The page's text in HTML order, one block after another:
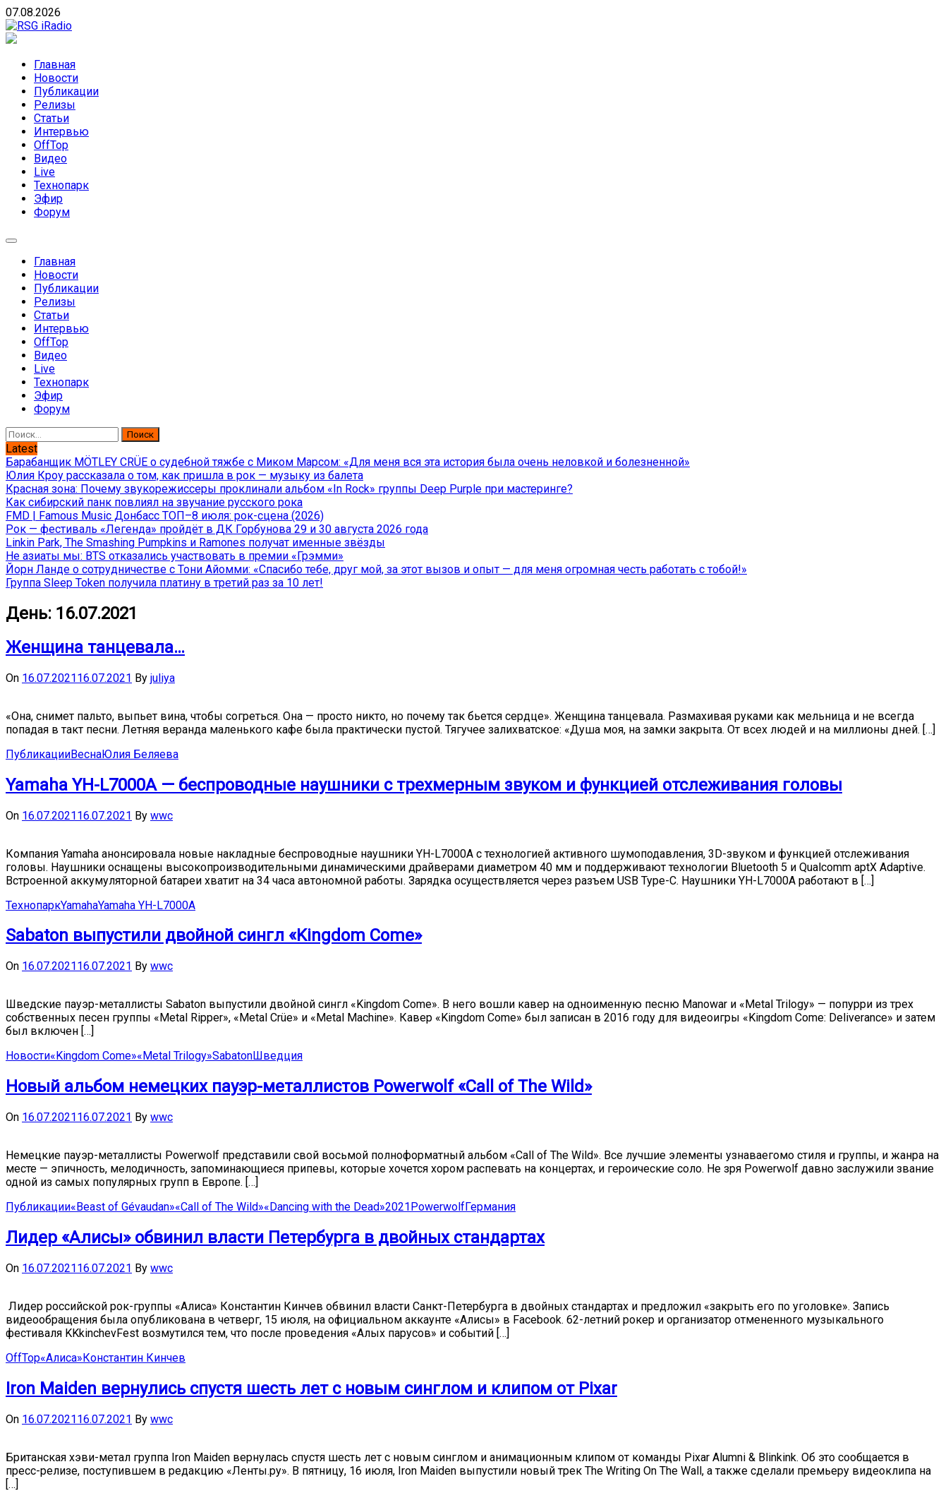
Skip
to
content
07.08.2026
Главная
Новости
Публикации
Релизы
Статьи
Интервью
OffTop
Видео
Live
Технопарк
Эфир
Форум
Главная
Новости
Публикации
Релизы
Статьи
Интервью
OffTop
Видео
Live
Технопарк
Эфир
Форум
Найти:
Latest
Барабанщик MÖTLEY CRÜE о судебной тяжбе с Миком Марсом: «Для меня вся эта история была очень неловкой и болезненной»
Юлия Кроу рассказала о том, как пришла в рок — музыку из балета
Красная зона: Почему звукорежиссеры проклинали альбом «In Rock» группы Deep Purple при мастеринге?
Как сибирский панк повлиял на звучание русского рока
FMD | Famous Music Донбасс ТОП–8 июля: рок-сцена (2026)
Рок — фестиваль «Легенда» пройдёт в ДК Горбунова 29 и 30 августа 2026 года
Linkin Park, The Smashing Pumpkins и Ramones получат именные звёзды
Не азиаты мы: BTS отказались участвовать в премии «Грэмми»
Йорн Ланде о сотрудничестве с Тони Айомми: «Спасибо тебе, друг мой, за этот вызов и опыт — для меня огромная честь работать с тобой!»
Группа Sleep Token получила платину в третий раз за 10 лет!
День: 16.07.2021
Женщина танцевала…
On 16.07.202116.07.2021 By juliya
«Она, снимет пальто, выпьет вина, чтобы согреться. Она — просто никто, но почему так бьется сердце». Женщина танцевала. Размахивая руками как мельница и не всегда
попадая в такт песни. Летняя веранда маленького кафе была практически пустой. Тягучее залихватское: «Душа моя, на замки закрыта. От всех людей и на миллионы дней. […]
ПубликацииВеснаЮлия Беляева
Yamaha YH-L7000A — беспроводные наушники с трехмерным звуком и функцией отслеживания головы
On 16.07.202116.07.2021 By wwc
Компания Yamaha анонсировала новые накладные беспроводные наушники YH-L7000A с технологией активного шумоподавления, 3D-звуком и функцией отслеживания
головы. Наушники оснащены высокопроизводительными динамическими драйверами диаметром 40 мм и поддерживают технологии Bluetooth 5 и Qualcomm aptX Adaptive.
Встроенной аккумуляторной батареи хватит на 34 часа автономной работы. Зарядка осуществляется через разъем USB Type-C. Наушники YH-L7000A работают в […]
ТехнопаркYamahaYamaha YH-L7000A
Sabaton выпустили двойной сингл «Kingdom Come»
On 16.07.2021 16.07.2021 By wwc
Шведские пауэр-металлисты Sabaton выпустили двойной сингл «Kingdom Come». В него вошли кавер на одноименную песню Manowar и «Metal Trilogy» — попурри из трех
собственных песен группы «Metal Ripper», «Metal Crüe» и «Metal Machine». Кавер «Kingdom Come» был записан в 2016 году для видеоигры «Kingdom Come: Deliverance» и затем
был включен […]
Новости«Kingdom Come»«Metal Trilogy»SabatonШведция
Новый альбом немецких пауэр-металлистов Powerwolf «Call of The Wild»
On 16.07.2021 16.07.2021 By wwc
Немецкие пауэр-металлисты Powerwolf представили свой восьмой полноформатный альбом «Call of The Wild». Все лучшие элементы узнаваегомо стиля и группы, и жанра на
месте — эпичность, мелодичность, запоминающиеся припевы, которые хочется хором распевать на концертах, и героические соло. Не зря Powerwolf давно заслужили звание
одной из самых популярных групп в Европе. […]
Публикации«Beast of Gévaudan»«Call of The Wild»«Dancing with the Dead»2021 Powerwolf Германия
Лидер «Алисы» обвинил власти Петербурга в двойных стандартах
On 16.07.202116.07.2021 By wwc
Лидер российской рок-группы «Алиса» Константин Кинчев обвинил власти Санкт-Петербурга в двойных стандартах и предложил «закрыть его по уголовке». Запись
видеообращения была опубликована в четверг, 15 июля, на официальном аккаунте «Алисы» в Facebook. 62-летний рокер и организатор отмененного музыкального
фестиваля KKkinchevFest возмутился тем, что после проведения «Алых парусов» и событий […]
OffTop«Алиса»Константин Кинчев
Iron Maiden вернулись спустя шесть лет с новым синглом и клипом от Pixar
On 16.07.202116.07.2021 By wwc
Британская хэви-метал группа Iron Maiden вернулась спустя шесть лет с новым синглом и анимационным клипом от команды Pixar Alumni & Blinkink. Об это сообщается в
пресс-релизе, поступившем в редакцию «Ленты.ру». В пятницу, 16 июля, Iron Maiden выпустили новый трек The Writing On The Wall, а также сделали премьеру видеоклипа на
[…]